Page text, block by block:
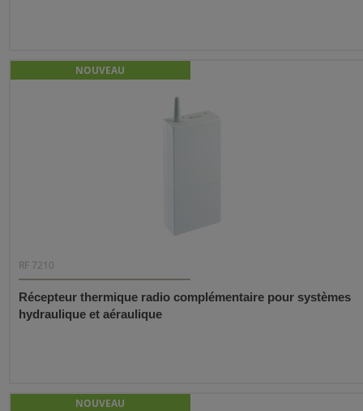
NOUVEAU
RF 7210
Récepteur thermique radio complémentaire pour systèmes
hydraulique et aéraulique
NOUVEAU